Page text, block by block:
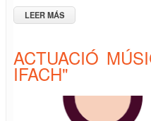
LEER MÁS
ACTUACIÓ
IFACH"